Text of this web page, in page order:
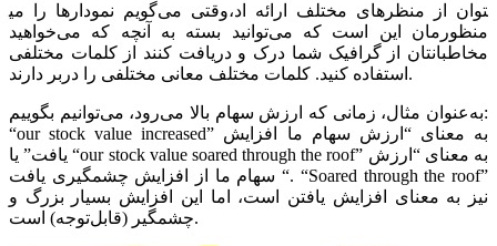
وقتی می‌گویم نمودارها را می‎توان از منظرهای مختلف ارائه اد،
منظورمان این است که می‌توانید بسته به آنچه که می‌خواهید
مخاطبانتان از گرافیک شما درک و دریافت کنند از کلمات مختلفی
استفاده کنید. کلمات مختلف معانی مختلفی را دربر دارند.
به‌عنوان مثال، زمانی که ارزش سهام بالا می‌رود، می‌توانیم بگوییم:
“our stock value increased” به معنای “ارزش سهام ما افزایش
یافت” یا “our stock value soared through the roof” به معنای “ارزش
سهام ما از افزایش چشمگیری یافت “. “Soared through the roof”
نیز به معنای افزایش یافتن است، اما این افزایش بسیار بزرگ و
چشمگیر (قابل‌توجه) است.